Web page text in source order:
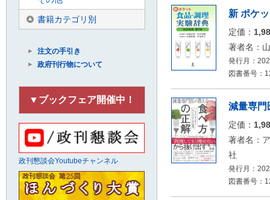
新 ポケ
定価：
著者名：
発行月：
図書番号：
減量専門
定価：
著者名：
社
発行月：
図書番号：
書籍カテゴリ別
注文の手引き
政府刊行物について
▼ブックフェア開催中！
政刊懇談会Youtubeチャンネル